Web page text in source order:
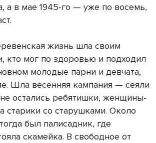
а в мае 1945-го — уже по восемь,
жизнь шла своим
кто мог по здоровью и подходил
молодые парни и девчата,
Шла весенняя кампания — сеяли
остались ребятишки, женщины-
старики со старушками. Около
был палисадник, где
скамейка. В свободное от